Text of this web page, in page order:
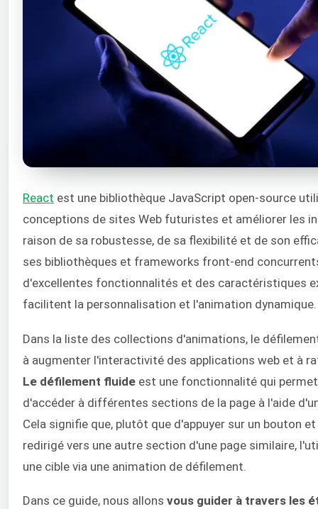
React est une bibliothèque JavaScript open-source
conceptions de sites Web futuristes et améliorer les
raison de sa robustesse, de sa flexibilité et de son
ses bibliothèques et frameworks front-end
d'excellentes fonctionnalités et des caractéristiques
facilitent la personnalisation et l'animation dynamique.
Dans la liste des collections d'animations, le
à augmenter l'interactivité des applications web et à
Le défilement fluide est une fonctionnalité qui
d'accéder à différentes sections de la page à l'aide
Cela signifie que, plutôt que d'appuyer sur un bouton
redirigé vers une autre section d'une page similaire,
une cible via une animation de défilement.
Dans ce guide, nous allons vous guider à travers les